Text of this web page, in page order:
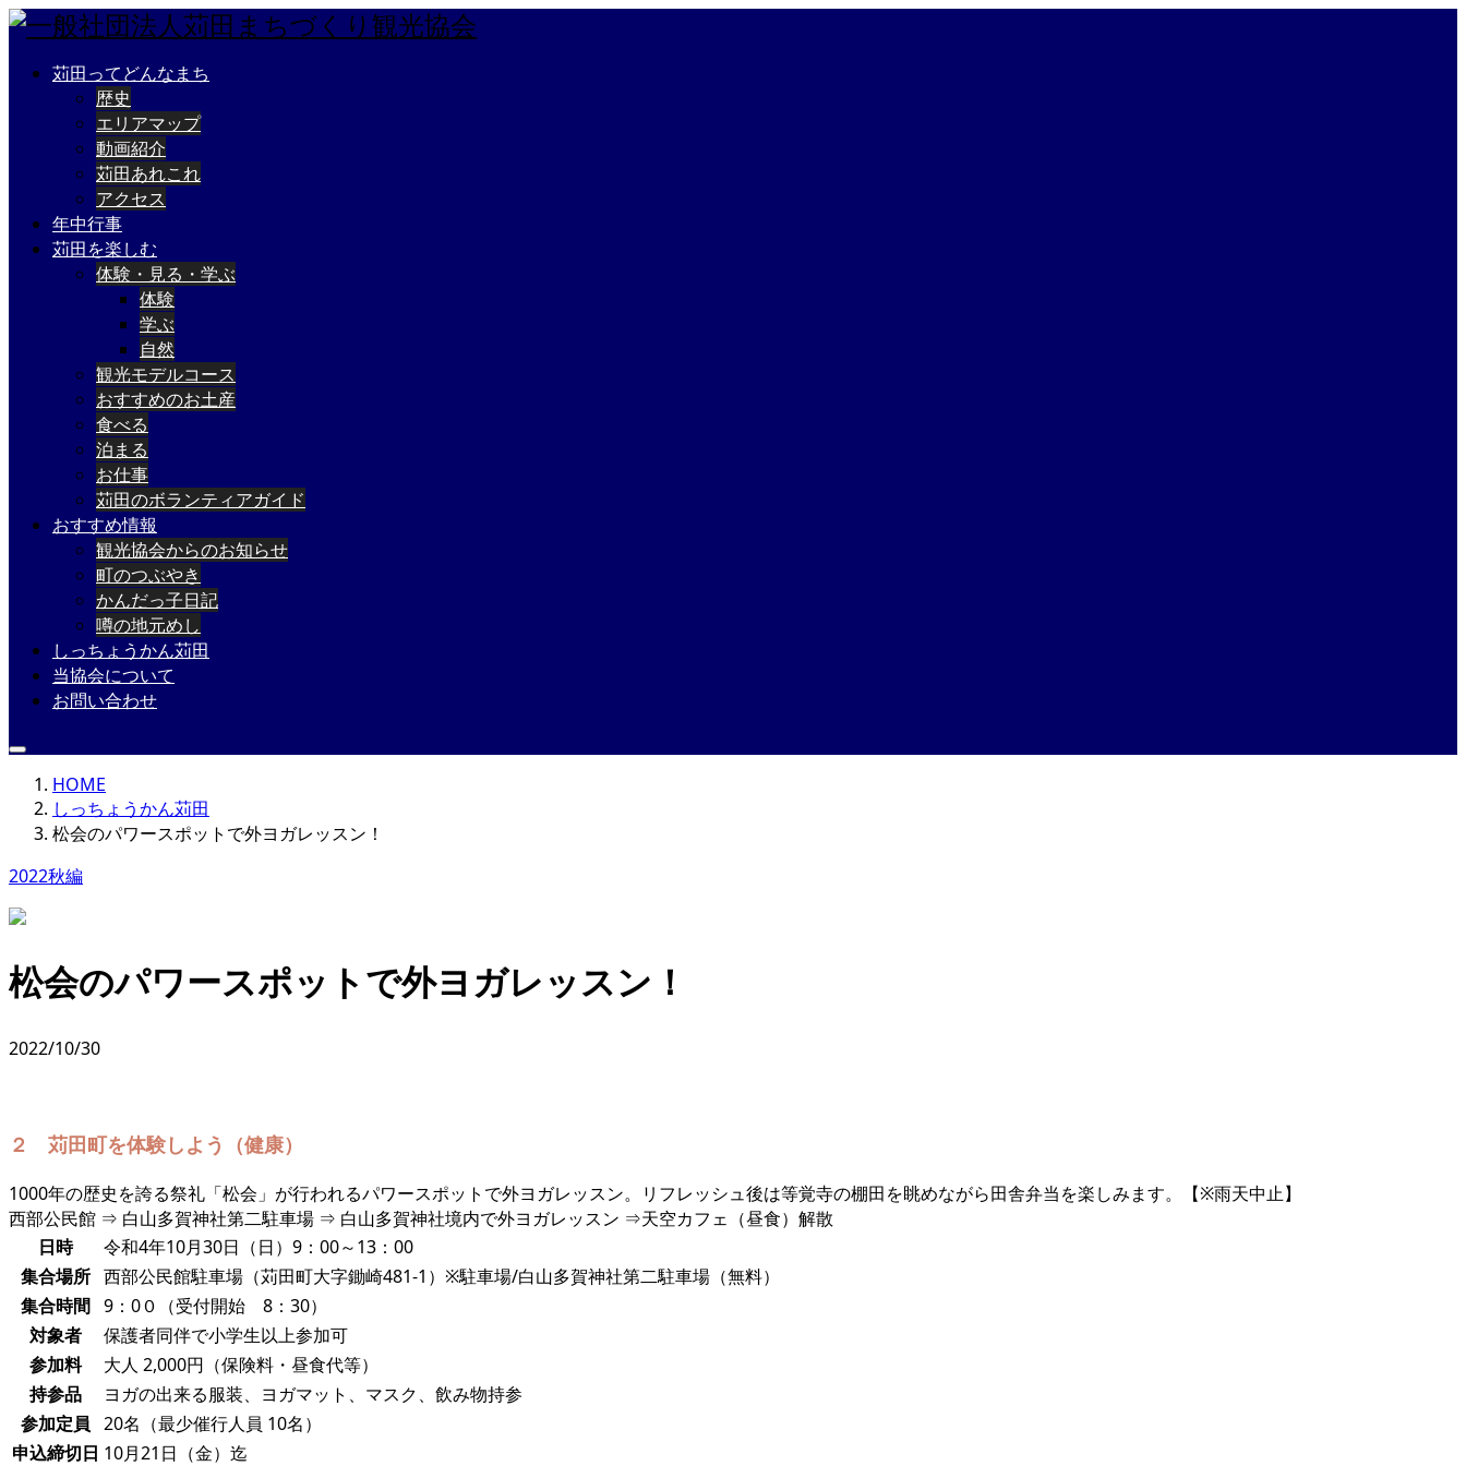
苅田ってどんなまち
歴史
エリアマップ
動画紹介
苅田あれこれ
アクセス
年中行事
苅田を楽しむ
体験・見る・学ぶ
体験
学ぶ
自然
観光モデルコース
おすすめのお土産
食べる
泊まる
お仕事
苅田のボランティアガイド
おすすめ情報
観光協会からのお知らせ
町のつぶやき
かんだっ子日記
噂の地元めし
しっちょうかん苅田
当協会について
お問い合わせ
HOME
しっちょうかん苅田
松会のパワースポットで外ヨガレッスン！
2022秋編
松会のパワースポットで外ヨガレッスン！
2022/10/30
２ 苅田町を体験しよう（健康）
1000年の歴史を誇る祭礼「松会」が行われるパワースポットで外ヨガレッスン。リフレッシュ後は等覚寺の棚田を眺めながら田舎弁当を楽しみます。【※雨天中止】
西部公民館 ⇒ 白山多賀神社第二駐車場 ⇒ 白山多賀神社境内で外ヨガレッスン ⇒天空カフェ（昼食）解散
日時
令和4年10月30日（日）9：00～13：00
集合場所 西部公民館駐車場（苅田町大字鋤崎481-1）※駐車場/白山多賀神社第二駐車場（無料）
集合時間 9：0０（受付開始 8：30）
対象者
保護者同伴で小学生以上参加可
参加料
大人 2,000円（保険料・昼食代等）
持参品
ヨガの出来る服装、ヨガマット、マスク、飲み物持参
参加定員 20名（最少催行人員 10名）
申込締切日 10月21日（金）迄